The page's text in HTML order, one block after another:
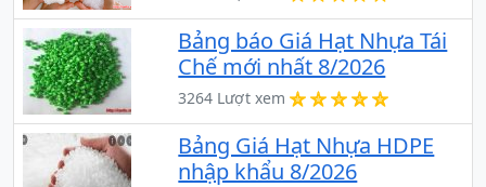
Bảng báo Giá Hạt Nhựa Tái
Chế mới nhất 8/2026
3264 Lượt xem
Bảng Giá Hạt Nhựa HDPE
nhập khẩu 8/2026